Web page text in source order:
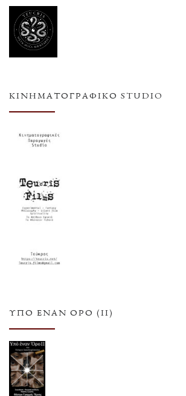
ΚΙΝΗΜΑΤΟΓΡΑΦΙΚΌ STUDIO
ΥΠΌ ΈΝΑΝ ΌΡΟ (ΙΙ)